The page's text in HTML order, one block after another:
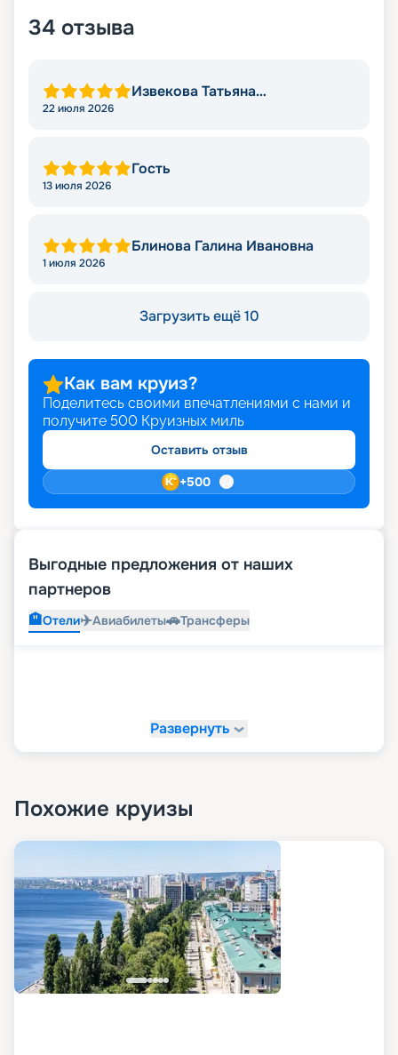
34 отзыва
Извекова Татьяна
22 июля 2026
Гость
13 июля 2026
Блинова Галина Ивановна
1 июля 2026
Загрузить ещё 10
Как вам круиз?
Поделитесь своими впечатлениями с нами и
получите 500 Круизных миль
Оставить отзыв
+500
Выгодные предложения от наших
партнеров
🏨Отели✈️Авиабилеты🚗Трансферы
Развернуть
Похожие круизы